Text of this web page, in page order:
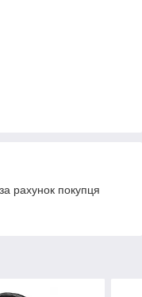
рахунок покупця